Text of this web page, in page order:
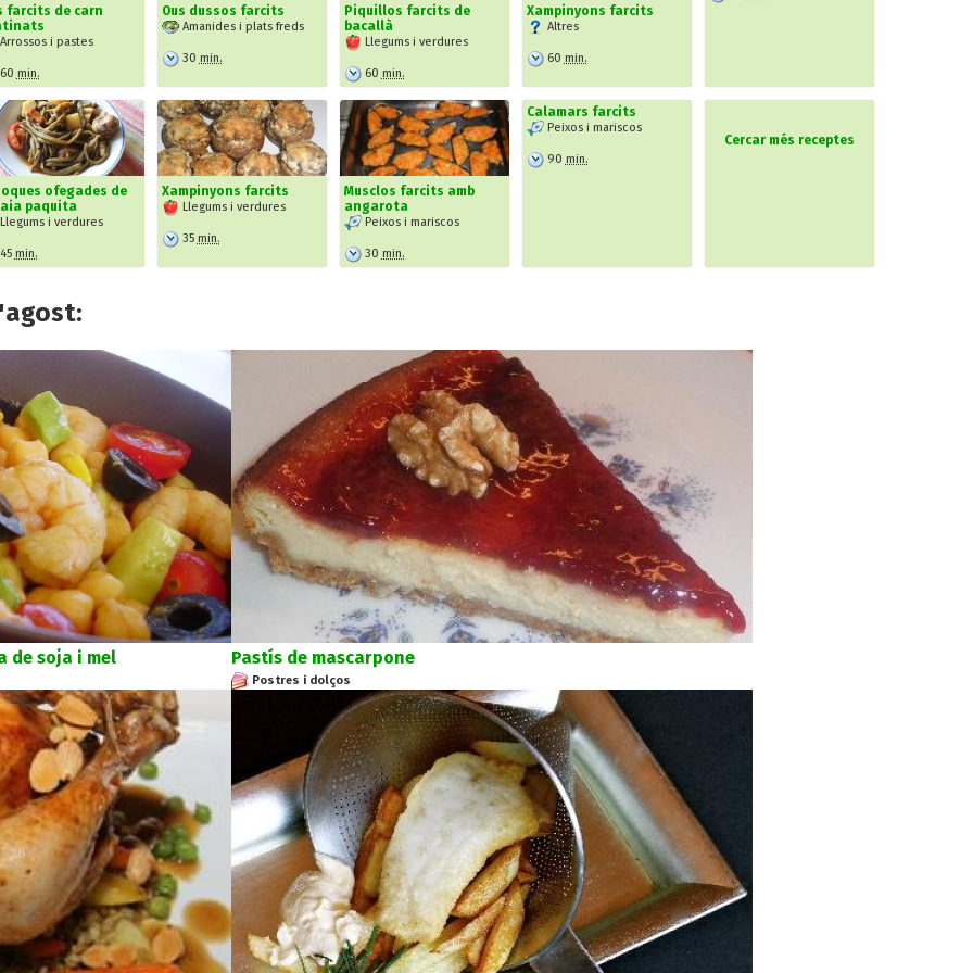
farcits de carn
i pastes
min.
Ous dussos farcits
Amanides i plats freds
30 min.
Piquillos farcits de
bacallà
Llegums i verdures
60 min.
Xampinyons farcits
Altres
60 min.
ofegades de
paquita
i verdures
min.
Xampinyons farcits
Llegums i verdures
35 min.
Musclos farcits amb
angarota
Peixos i mariscos
30 min.
Calamars farcits
Peixos i mariscos
90 min.
Cercar més receptes
de soja i mel Pastís de mascarpone
Postres i dolços